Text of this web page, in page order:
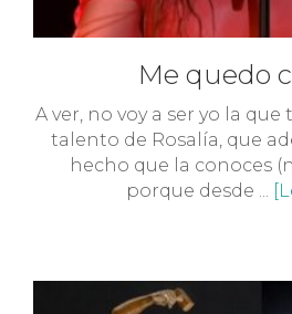
Me quedo
A ver, no voy a ser yo la que
talento de Rosalía, que
hecho que la conoces
porque desde ...